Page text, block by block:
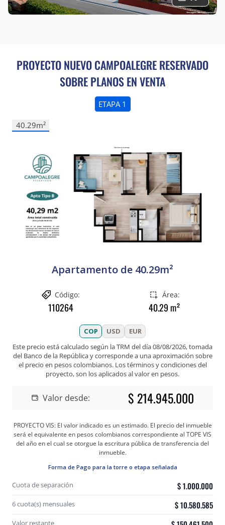
leer su Política en Materia de Protección de Datos
Personales y solicitar la actualización o remoción de mis
PROYECTO NUEVOCAMPOALEGRE RESERVADO
SOBRE PLANOS EN VENTA
ETAPA 1
40.29m²
Apartamento de 40.29m²
Código:
110264
Área:
40.29 m²
COP USD
EUR
Este precio está calculado según la TRM del día08/08/2026, tomada
del Banco de la República y corresponde a una aproximación sobre
el precio en pesos colombianos. Los términos y condiciones del
proyecto, son los aplicados al valor en pesos.
Valor desde: $ 214.945.000
PROYECTO VIS: El valor indicado es un estimado. El precio del inmueble
será el equivalente en pesos colombianos correspondiente al TOPE VIS
del año en el cual se otorgue la escritura pública de transferencia del
inmueble.
Forma de Pago para la torre o etapa señalada
Cuota de separación $1.000.000
6cuota(s) mensuales $10.580.585
Valor restante